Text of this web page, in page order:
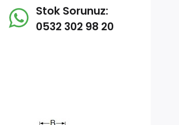
Stok Sorunuz:
0532 302 98 20